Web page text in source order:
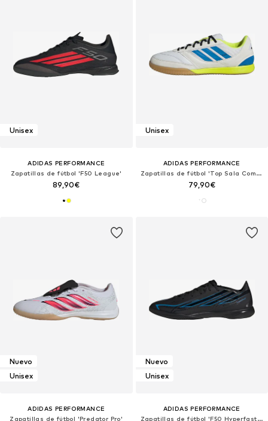
Unisex
ADIDAS PERFORMANCE
Zapatillas de fútbol 'F50 League'
89,90€
Unisex
ADIDAS PERFORMANCE
Zapatillas de fútbol 'Top Sala Competetion II'
79,90€
Nuevo
Unisex
ADIDAS PERFORMANCE
Zapatillas de fútbol 'Predator Pro'
Nuevo
Unisex
ADIDAS PERFORMANCE
Zapatillas de fútbol 'F50 Hyperfast League'